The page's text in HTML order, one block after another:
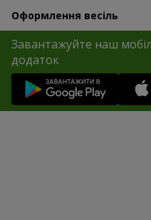
Оформлення весіль
Завантажуйте наш
додаток